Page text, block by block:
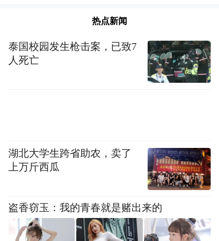
已建成的G312线清傅公路桑园子黄河大桥
热点新闻
泰国校园发生枪击案，已致7
人死亡
湖北大学生跨省助农，卖了
上万斤西瓜
盗香窃玉：我的青春就是赌出来的